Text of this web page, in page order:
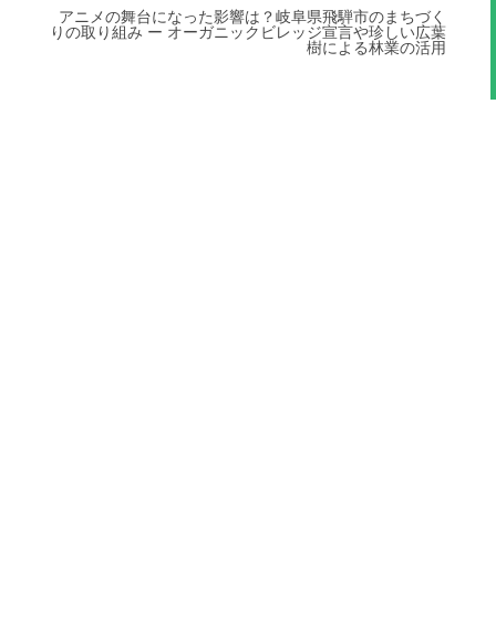
アニメの舞台になった影響は？岐阜県飛騨市のまちづく
りの取り組み ー オーガニックビレッジ宣言や珍しい広葉
樹による林業の活用